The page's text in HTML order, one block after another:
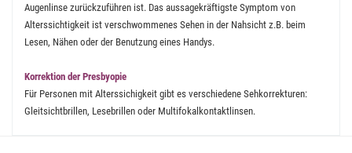
Augenlinse zurückzuführen ist. Das aussagekräftigste Symptom von
Alterssichtigkeit ist verschwommenes Sehen in der Nahsicht z.B. beim
Lesen, Nähen oder der Benutzung eines Handys.
Korrektion der Presbyopie
Für Personen mit Alterssichigkeit gibt es verschiedene Sehkorrekturen:
Gleitsichtbrillen, Lesebrillen oder Multifokalkontaktlinsen.